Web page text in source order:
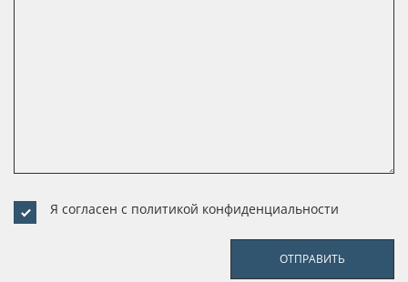
Я согласен с политикой конфиденциальности
ОТПРАВИТЬ